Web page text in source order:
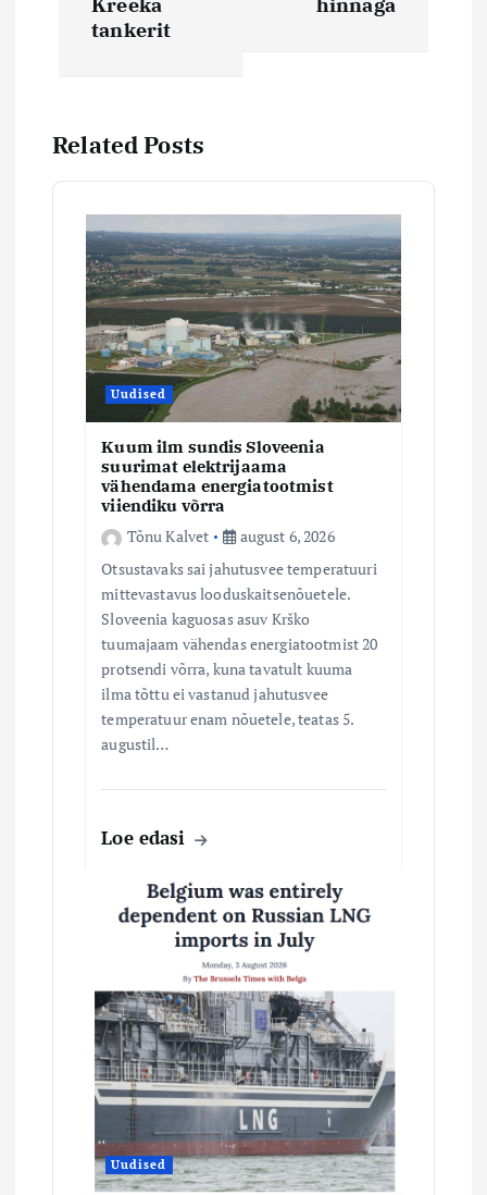
g
e
tankerit
Related Posts
Uudised
Kuum ilm sundis Sloveenia
suurimat elektrijaama
vähendama energiatootmist
viiendiku võrra
Tõnu Kalvet
august 6, 2026
Otsustavaks sai jahutusvee temperatuuri
mittevastavus looduskaitsenõuetele.
Sloveenia kaguosas asuv Krško
tuumajaam vähendas energiatootmist 20
protsendi võrra, kuna tavatult kuuma
ilma tõttu ei vastanud jahutusvee
temperatuur enam nõuetele, teatas 5.
augustil…
Loe edasi
Uudised